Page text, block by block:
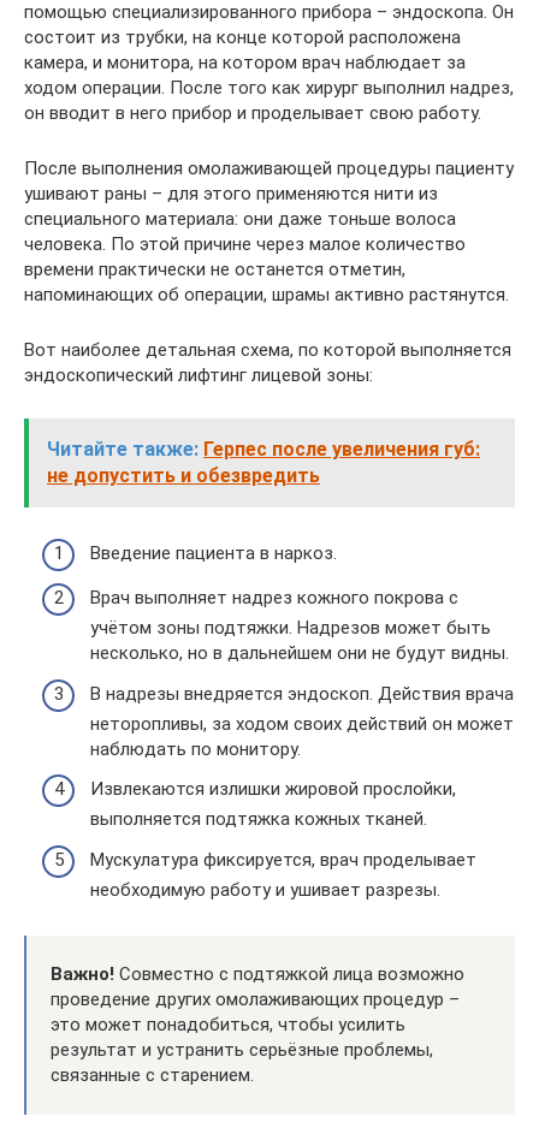
помощью специализированного прибора – эндоскопа. Он
состоит из трубки, на конце которой расположена
камера, и монитора, на котором врач наблюдает за
ходом операции. После того как хирург выполнил надрез,
он вводит в него прибор и проделывает свою работу.
После выполнения омолаживающей процедуры пациенту
ушивают раны – для этого применяются нити из
специального материала: они даже тоньше волоса
человека. По этой причине через малое количество
времени практически не останется отметин,
напоминающих об операции, шрамы активно растянутся.
Вот наиболее детальная схема, по которой выполняется
эндоскопический лифтинг лицевой зоны:
Читайте также: Герпес после увеличения губ:
не допустить и обезвредить
Введение пациента в наркоз.
Врач выполняет надрез кожного покрова с
учётом зоны подтяжки. Надрезов может быть
несколько, но в дальнейшем они не будут видны.
В надрезы внедряется эндоскоп. Действия врача
неторопливы, за ходом своих действий он может
наблюдать по монитору.
Извлекаются излишки жировой прослойки,
выполняется подтяжка кожных тканей.
Мускулатура фиксируется, врач проделывает
необходимую работу и ушивает разрезы.
Важно! Совместно с подтяжкой лица возможно
проведение других омолаживающих процедур –
это может понадобиться, чтобы усилить
результат и устранить серьёзные проблемы,
связанные с старением.